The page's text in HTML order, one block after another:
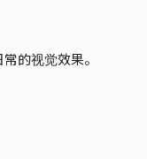
的视觉效果。